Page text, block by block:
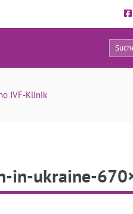
0
IVF-Klinik
in-ukraine-